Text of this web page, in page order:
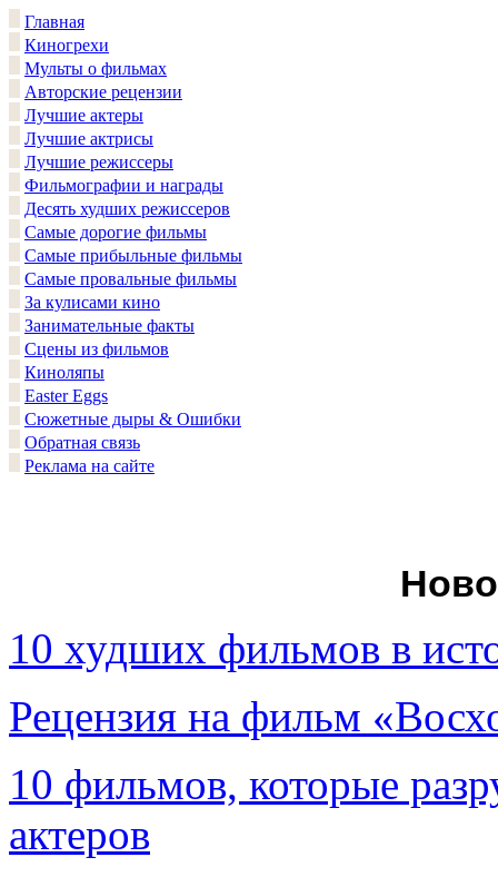
Главная
Киногрехи
Мульты о фильмах
Авторские рецензии
Лучшие актеры
Лучшие актрисы
Лучшие режиссеры
Фильмографии и награды
Десять худших режиссеров
Самые дорогие фильмы
Самые прибыльные фильмы
Самые провальные фильмы
За кулисами кино
Занимательные факты
Сцены из фильмов
Киноляпы
Easter Eggs
Сюжетные дыры & Ошибки
Обратная связь
Реклама на сайте
10 худших фильмов в
Рецензия на фильм
10 фильмов, которые
актеров